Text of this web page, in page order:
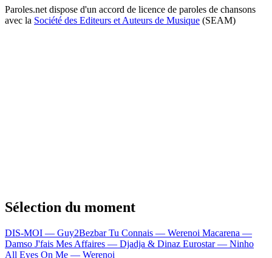
Paroles.net dispose d'un accord de licence de paroles de chansons
avec la Société des Editeurs et Auteurs de Musique (SEAM)
Sélection du moment
DIS-MOI — Guy2BezbarTu Connais — Werenoi Macarena —
Damso J'fais Mes Affaires — Djadja & Dinaz Eurostar — Ninho
All Eyes On Me — Werenoi